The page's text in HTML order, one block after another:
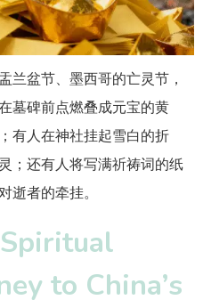
兰盆节、墨西哥的亡灵节，
墓碑前点燃叠成元宝的黄
有人在神社挂起雪白的折
；还有人将写满祈祷词的纸
逝者的牵挂。​
to China’s